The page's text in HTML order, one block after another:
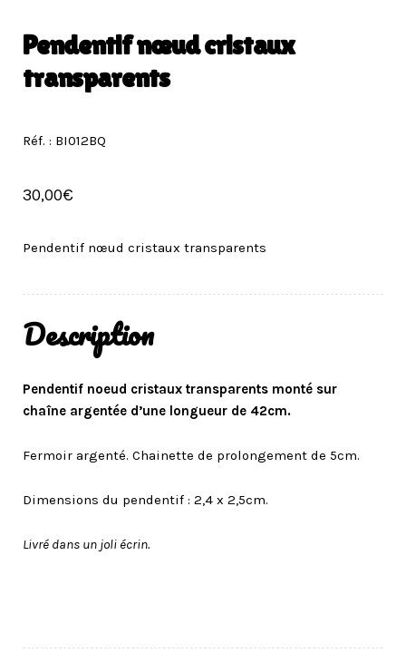
Pendentif nœud cristaux
transparents
Réf. : BI012BQ
30,00€
Pendentif nœud cristaux transparents
Description
Pendentif noeud cristaux transparents monté sur
chaîne argentée d’une longueur de 42cm.
Fermoir argenté. Chainette de prolongement de 5cm.
Dimensions du pendentif : 2,4 x 2,5cm.
Livré dans un joli écrin.